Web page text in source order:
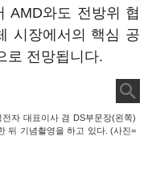
AMD와도 전방위 협
시장에서의 핵심 공
로 전망됩니다.
자 대표이사 겸 DS부문장(왼쪽)
뒤 기념촬영을 하고 있다. (사진=